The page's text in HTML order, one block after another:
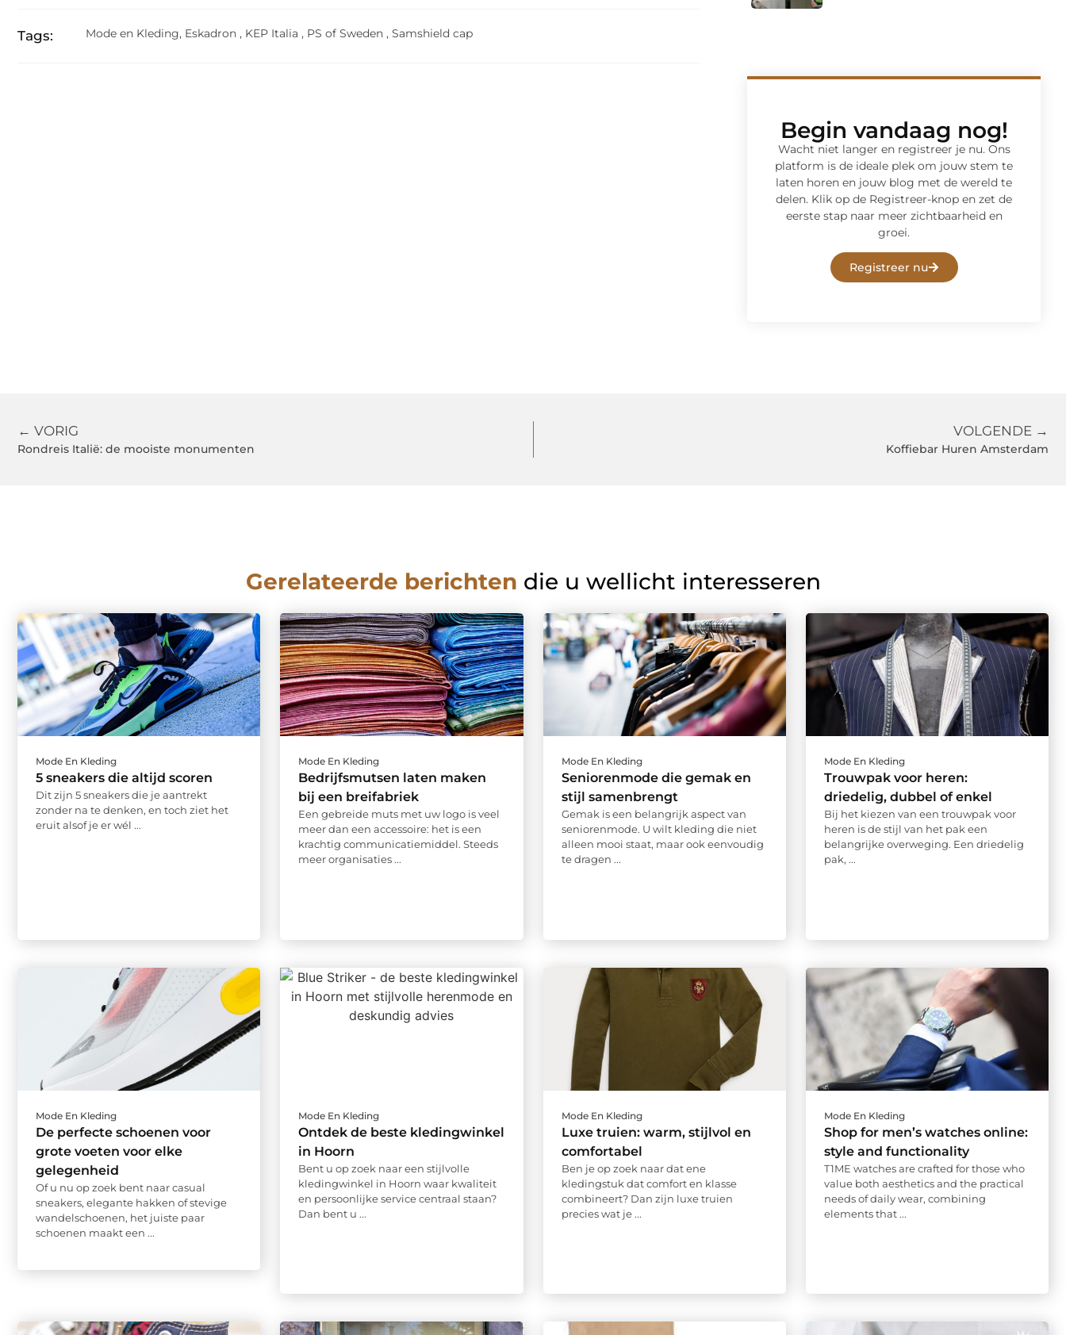
Tags: Mode en Kleding, Eskadron , KEP Italia , PS of Sweden , Samshield cap
Begin vandaag nog!
Wacht niet langer en registreer je nu. Ons
platform is de ideale plek om jouw stem te
laten horen en jouw blog met de wereld te
delen. Klik op de Registreer-knop en zet de
eerste stap naar meer zichtbaarheid en
groei.
Registreer nu
← VORIG
Rondreis Italië: de mooiste monumenten
VOLGENDE →
Koffiebar Huren Amsterdam
Gerelateerde berichten die u wellicht interesseren
Mode En Kleding
5 sneakers die altijd scoren
Dit zijn 5 sneakers die je aantrekt
zonder na te denken, en toch ziet het
eruit alsof je er wél ...
Mode En Kleding
Bedrijfsmutsen laten maken
bij een breifabriek
Een gebreide muts met uw logo is veel
meer dan een accessoire: het is een
krachtig communicatiemiddel. Steeds
meer organisaties ...
Mode En Kleding
Seniorenmode die gemak en
stijl samenbrengt
Gemak is een belangrijk aspect van
seniorenmode. U wilt kleding die niet
alleen mooi staat, maar ook eenvoudig
te dragen ...
Mode En Kleding
Trouwpak voor heren:
driedelig, dubbel of enkel
Bij het kiezen van een trouwpak voor
heren is de stijl van het pak een
belangrijke overweging. Een driedelig
pak, ...
Mode En Kleding
De perfecte schoenen voor
grote voeten voor elke
gelegenheid
Of u nu op zoek bent naar casual
sneakers, elegante hakken of stevige
wandelschoenen, het juiste paar
schoenen maakt een ...
Mode En Kleding
Ontdek de beste kledingwinkel
in Hoorn
Bent u op zoek naar een stijlvolle
kledingwinkel in Hoorn waar kwaliteit
en persoonlijke service centraal staan?
Dan bent u ...
Mode En Kleding
Luxe truien: warm, stijlvol en
comfortabel
Ben je op zoek naar dat ene
kledingstuk dat comfort en klasse
combineert? Dan zijn luxe truien
precies wat je ...
Mode En Kleding
Shop for men’s watches online:
style and functionality
T1ME watches are crafted for those who
value both aesthetics and the practical
needs of daily wear, combining
elements that ...